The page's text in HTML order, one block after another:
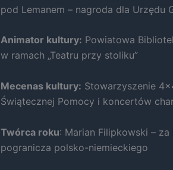
pod Lemanem – nagroda dla Urzędu
Animator kultury: Powiatowa
w ramach „Teatru przy stoliku”
Mecenas kultury: Stowarzyszenie
Świątecznej Pomocy i koncertów
Twórca roku: Marian Filipkowski – za
pogranicza polsko-niemieckiego
nie są
strony
Statystyka